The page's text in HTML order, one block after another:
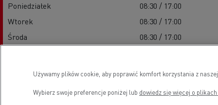
Poniedziałek
08:30 / 17:00
Wtorek
08:30 / 17:00
Środa
08:30 / 17:00
Niedziela
-
Używamy plików cookie, aby poprawić komfort korzystania z
Wybierz swoje preferencje poniżej lub dowiedz się więcej o